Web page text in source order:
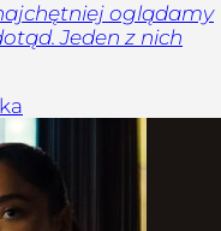
oglądamy
Jeden z nich